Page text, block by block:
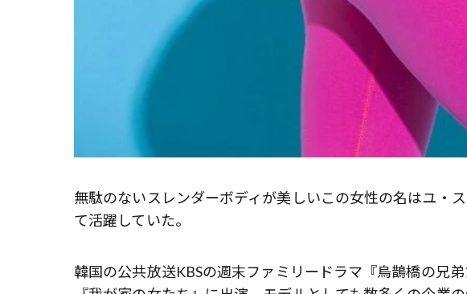
無駄のないスレンダーボディが美しいこの女性の名はユ・
て活躍していた。
韓国の公共放送KBSの週末ファミリードラマ『烏鵲橋の兄